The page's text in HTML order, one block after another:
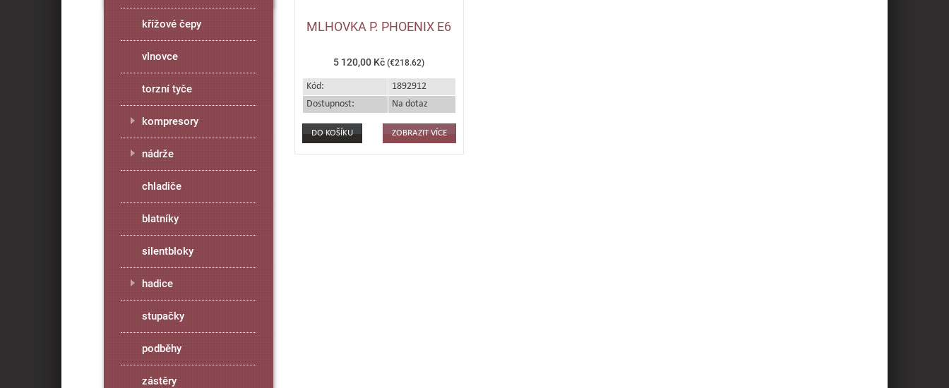
MLHOVKA P. PHOENIX E6
5 120,00 Kč(€218.62)
Kód:
1892912
Dostupnost:
Na dotaz
ZOBRAZIT VÍCE
křížové čepy
vlnovce
torzní tyče
kompresory
nádrže
chladiče
blatníky
silentbloky
hadice
stupačky
podběhy
zástěry